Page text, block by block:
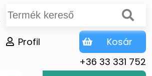
+36 33 331 752
Profil Kosár